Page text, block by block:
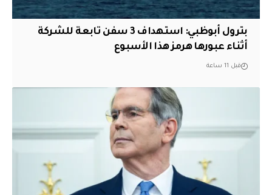
بترول أبوظبي: استهداف 3 سفن تابعة للشركة
أثناء عبورها هرمز هذا الأسبوع
قبل 11 ساعة